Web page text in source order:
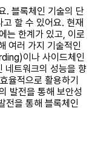
. 블록체인 기술의 단
할 수 있어요. 현재
는 한계가 있고, 이로
여러 가지 기술적인
이나 사이드체인
트워크의 성능을 향
율적으로 활용하기
발전을 통해 보안성
전을 통해 블록체인